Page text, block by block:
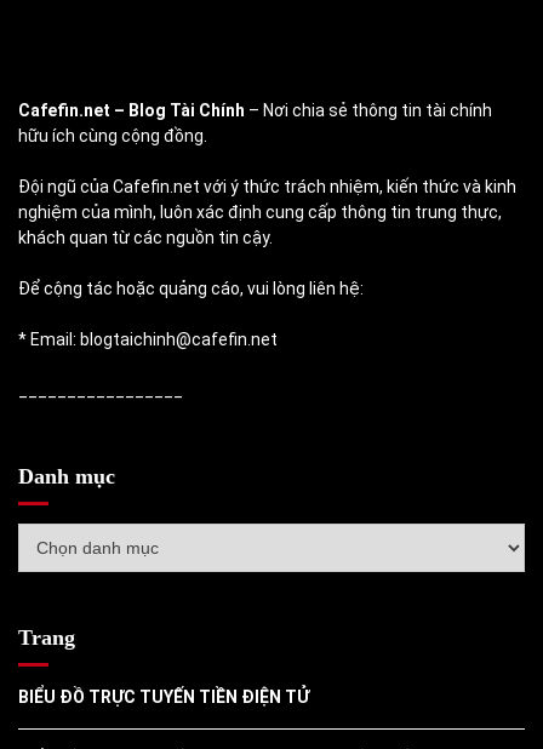
Cafefin.net – Blog Tài Chính – Nơi chia sẻ thông tin tài chính
hữu ích cùng cộng đồng.
Đội ngũ của Cafefin.net với ý thức trách nhiệm, kiến thức và kinh
nghiệm của mình, luôn xác định cung cấp thông tin trung thực,
khách quan từ các nguồn tin cậy.
Để cộng tác hoặc quảng cáo, vui lòng liên hệ:
* Email: blogtaichinh@cafefin.net
Danh mục
mục
Trang
BIỂU ĐỒ TRỰC TUYẾN TIỀN ĐIỆN TỬ